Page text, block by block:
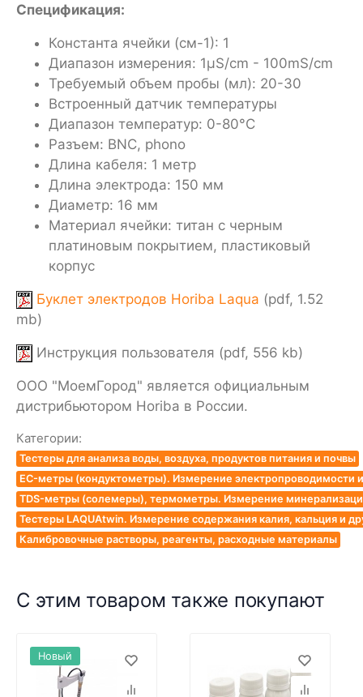
Спецификация:
Константа ячейки (см-1): 1
Диапазон измерения: 1µS/cm - 100mS/cm
Требуемый объем пробы (мл): 20-30
Встроенный датчик температуры
Диапазон температур: 0-80°C
Разъем: BNC, phono
Длина кабеля: 1 метр
Длина электрода: 150 мм
Диаметр: 16 мм
Материал ячейки: титан с черным
платиновым покрытием, пластиковый
корпус
Буклет электродов Horiba Laqua (pdf, 1.52
mb)
Инструкция пользователя (pdf, 556 kb)
ООО "МоемГород" является официальным
дистрибьютором Horiba в России.
Категории:
Тестеры для анализа воды, воздуха, продуктов питания и почвы
EC-метры (кондуктометры). Измерение электропроводимости
TDS-метры (солемеры), термометры. Измерение
Тестеры LAQUAtwin. Измерение содержания калия, кальция и
Калибровочные растворы, реагенты, расходные материалы
С этим товаром также покупают
Новый